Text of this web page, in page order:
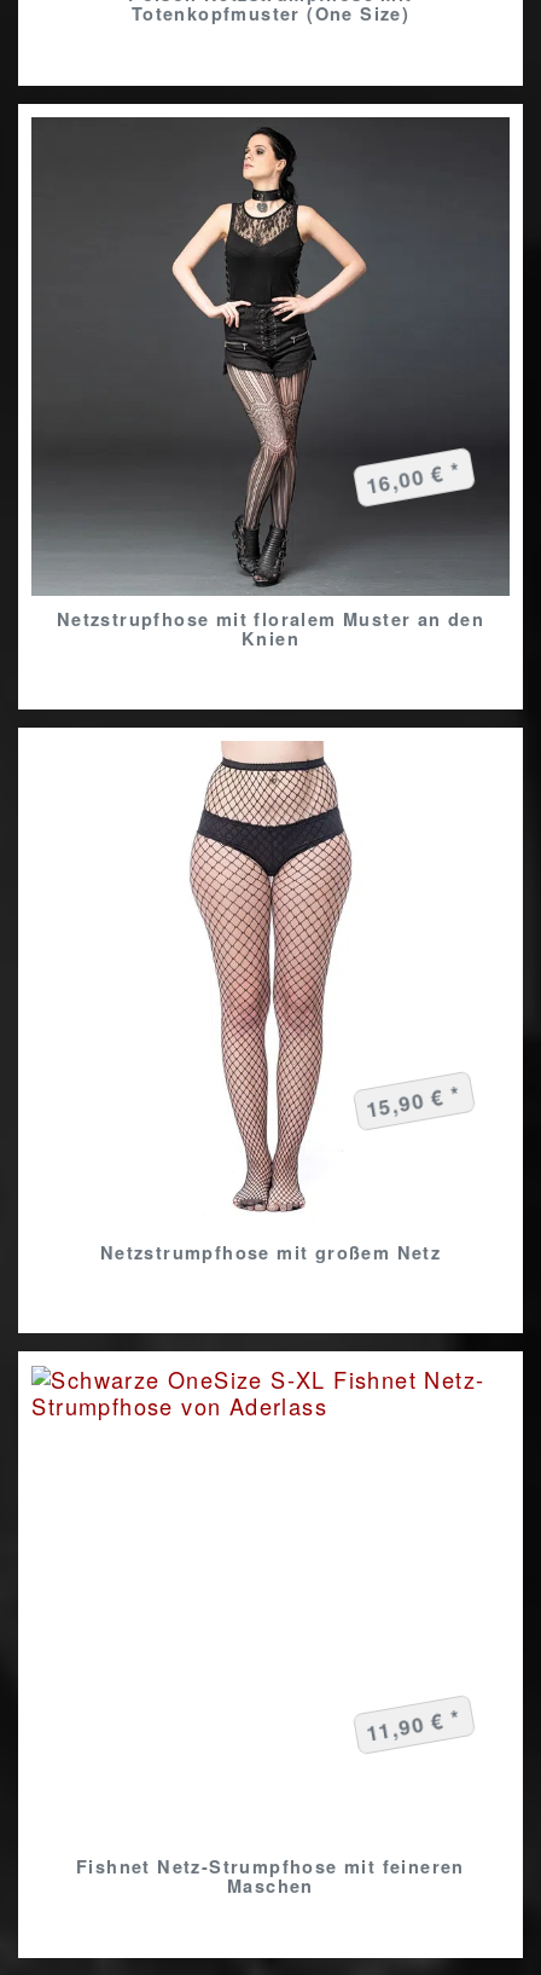
Totenkopfmuster (One Size)
Netzstrupfhose mit floralem Muster an den
Knien
16,00 € *
Netzstrumpfhose mit großem Netz
15,90 € *
Fishnet Netz-Strumpfhose mit feineren
Maschen
11,90 € *